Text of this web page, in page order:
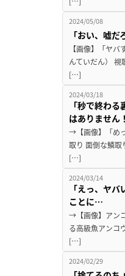
2024/05/08
「おい、嘘
【画像】「ヤ
んていだん）
[…]
2024/03/18
「秒で終わ
はありません！
→【画像】「め
取り 面倒な鱗取
[…]
2024/03/14
「えっ、ヤ
ことに…
→【画像】アン
る高級魚アンコ
[…]
2024/02/29